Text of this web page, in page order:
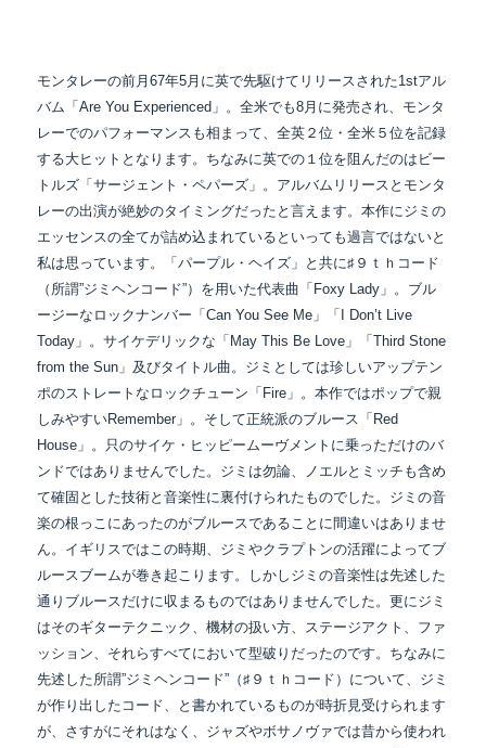
モンタレーの前月67年5月に英で先駆けてリリースされた1stアル
バム「Are You Experienced」。全米でも8月に発売され、モンタ
レーでのパフォーマンスも相まって、全英２位・全米５位を記録
する大ヒットとなります。ちなみに英での１位を阻んだのはビー
トルズ「サージェント・ペパーズ」。アルバムリリースとモンタ
レーの出演が絶妙のタイミングだったと言えます。本作にジミの
エッセンスの全てが詰め込まれているといっても過言ではないと
私は思っています。「パープル・ヘイズ」と共に♯９ｔｈコード
（所謂”ジミヘンコード”）を用いた代表曲「Foxy Lady」。ブル
ージーなロックナンバー「Can You See Me」「I Don’t Live
Today」。サイケデリックな「May This Be Love」「Third Stone
from the Sun」及びタイトル曲。ジミとしては珍しいアップテン
ポのストレートなロックチューン「Fire」。本作ではポップで親
しみやすいRemember」。そして正統派のブルース「Red
House」。只のサイケ・ヒッピームーヴメントに乗っただけのバ
ンドではありませんでした。ジミは勿論、ノエルとミッチも含め
て確固とした技術と音楽性に裏付けられたものでした。ジミの音
楽の根っこにあったのがブルースであることに間違いはありませ
ん。イギリスではこの時期、ジミやクラプトンの活躍によってブ
ルースブームが巻き起こります。しかしジミの音楽性は先述した
通りブルースだけに収まるものではありませんでした。更にジミ
はそのギターテクニック、機材の扱い方、 ステージアクト、ファ
ッション、それらすべてにおいて型破りだったのです。ちなみに
先述した所謂”ジミヘンコード”（♯９ｔｈコード）について、ジミ
が作り出したコード、と書かれているものが時折見受けられます
が、さすがにそれはなく、ジャズやボサノヴァでは昔から使われ